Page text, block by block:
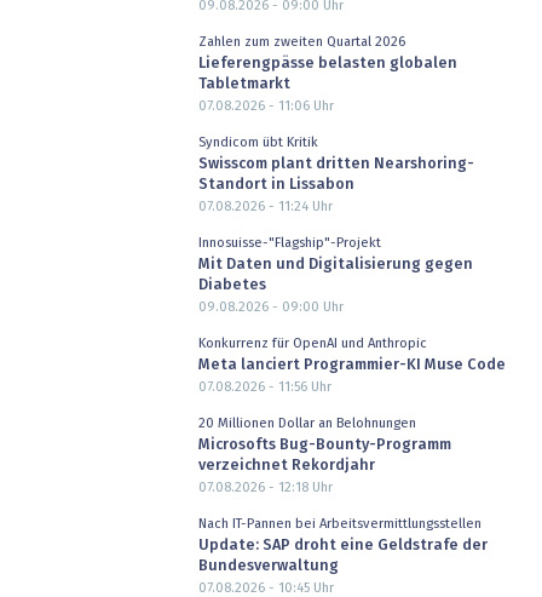
09.08.2026 - 09:00 Uhr
Zahlen zum zweiten Quartal 2026
Lieferengpässe belasten globalen
Tabletmarkt
07.08.2026 - 11:06Uhr
Syndicom übt Kritik
Swisscom plant dritten Nearshoring-
Standort in Lissabon
07.08.2026 - 11:24Uhr
Innosuisse-"Flagship"-Projekt
Mit Daten und Digitalisierung gegen
Diabetes
09.08.2026 - 09:00 Uhr
Konkurrenz für OpenAI und Anthropic
Meta lanciert Programmier-KI Muse Code
07.08.2026 - 11:56Uhr
20 Millionen Dollar an Belohnungen
Microsofts Bug-Bounty-Programm
verzeichnet Rekordjahr
07.08.2026 - 12:18Uhr
Nach IT-Pannen bei Arbeitsvermittlungsstellen
Update: SAP droht eine Geldstrafe der
Bundesverwaltung
07.08.2026 - 10:45Uhr